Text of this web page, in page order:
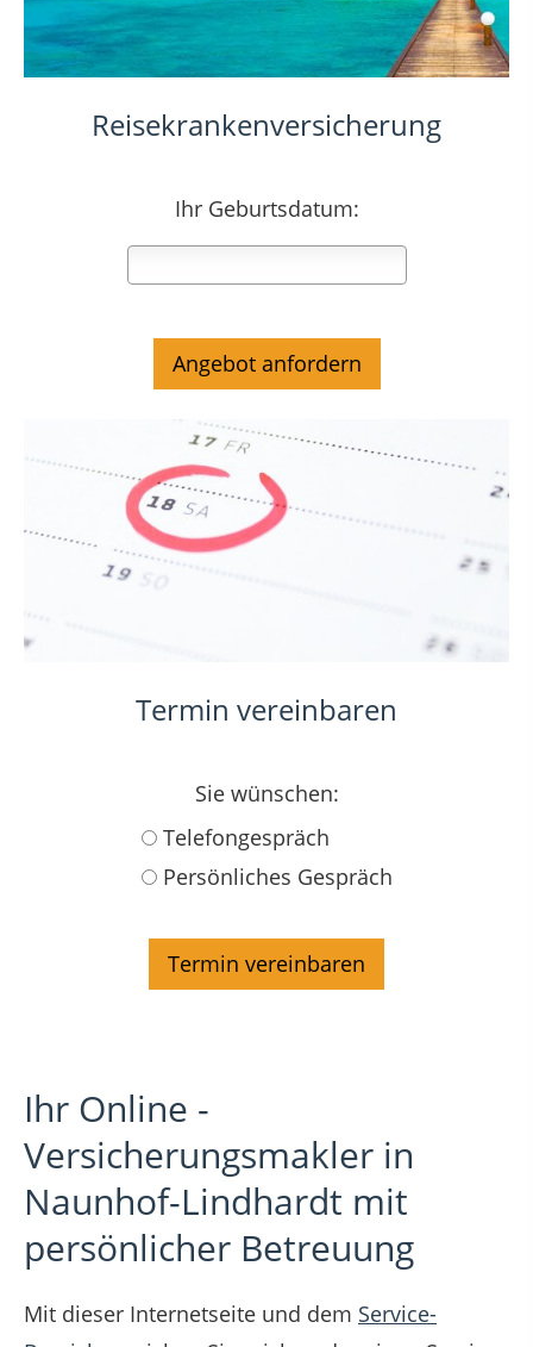
Reisekrankenversicherung
Ihr Geburtsdatum:
Termin vereinbaren
Sie wünschen:
Telefongespräch
Persönliches Gespräch
Ihr Online -
Versicherungsmakler in
Naunhof-Lindhardt mit
persönlicher Betreuung
Mit dieser Internetseite und dem Service-